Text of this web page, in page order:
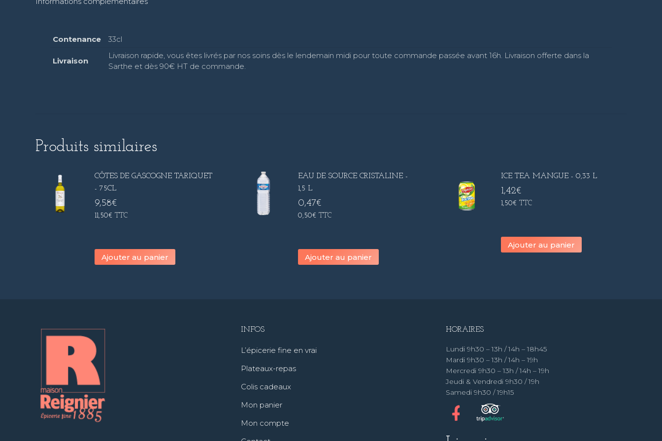
Contenance 33cl
Livraison
Livraison rapide, vous êtes livrés par nos soins dès le lendemain midi pour toute commande passée avant 16h. Livraison offerte dans la
Sarthe et dès 90€ HT de commande.
Produits similaires
CÔTES DE GASCOGNE TARIQUET
- 75CL
9,58€
11,50€ TTC
Ajouter au panier
EAU DE SOURCE CRISTALINE -
1,5 L
0,47€
0,50€TTC
Ajouter au panier
ICE TEA MANGUE - 0,33 L
1,42€
1,50€ TTC
Ajouter au panier
INFOS
L’épicerie fine en vrai
Plateaux-repas
Colis cadeaux
Mon panier
Mon compte
HORAIRES
Lundi 9h30 – 13h / 14h – 18h45
Mardi 9h30 – 13h / 14h – 19h
Mercredi 9h30 – 13h / 14h – 19h
Jeudi & Vendredi 9h30 / 19h
Samedi 9h30 / 19h15